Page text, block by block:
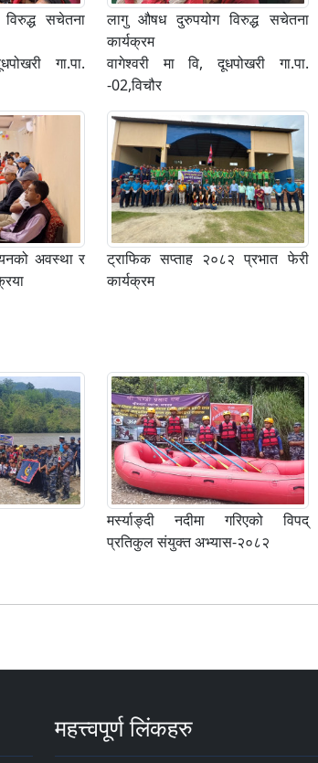
सचेतना
गा.पा.
लागु औषध दुरुपयोग विरुद्ध सचेतना
कार्यक्रम
वागेश्वरी मा वि, दूधपोखरी गा.पा.
-02,विचौर
अवस्था र
ट्राफिक सप्ताह २०८२ प्रभात फेरी
कार्यक्रम
मर्स्याङ्दी नदीमा गरिएको विपद्
प्रतिकुल संयुक्त अभ्यास-२०८२
महत्त्वपूर्ण लिंकहरु